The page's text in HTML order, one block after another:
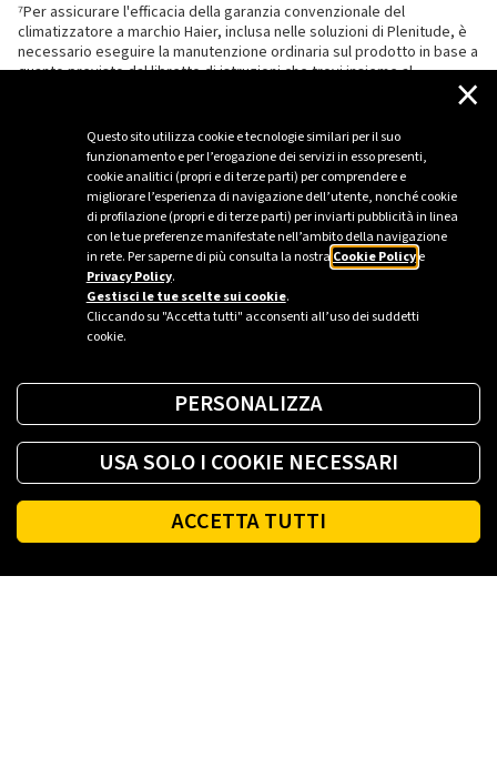
Questo sito utilizza cookie e tecnologie similari per il suo
funzionamento e per l’erogazione dei servizi in esso presenti,
cookie analitici (propri e di terze parti) per comprendere e
migliorare l’esperienza di navigazione dell’utente, nonché cookie
di profilazione (propri e di terze parti) per inviarti pubblicità in linea
con le tue preferenze manifestate nell’ambito della navigazione
in rete. Per saperne di più consulta la nostra Cookie Policye
Privacy Policy.
Gestisci le tue scelte sui cookie.
Cliccando su "Accetta tutti" acconsenti all’uso dei suddetti
cookie.
×
PERSONALIZZA
USA SOLO I COOKIE NECESSARI
ACCETTA TUTTI
⁷Per assicurare l'efficacia della garanzia convenzionale del
climatizzatore a marchio Haier, inclusa nelle soluzioni di Plenitude, è
necessario eseguire la manutenzione ordinaria sul prodotto in base a
quanto previsto dal libretto di istruzioni che trovi insieme al